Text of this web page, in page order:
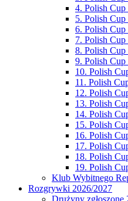
4. Polish
5. Polish
6. Polish
7. Polish
8. Polish
9. Polish
10. Polish
11. Polish
12. Polish
13. Polish
14. Polish
15. Polish
16. Polish
17. Polish
18. Polish
19. Polish
Klub Wybitnego
Rozgrywki 2026/2027
Drużyny zgłoszone